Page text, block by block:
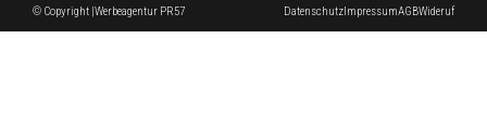
© Copyright |Werbeagentur PR57 DatenschutzImpressumAGBWideruf